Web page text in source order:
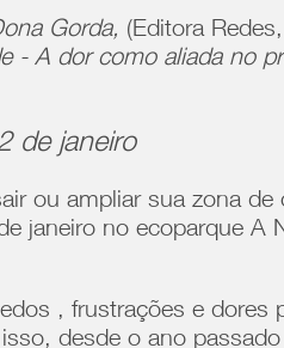
Gorda, (Editora
- A dor como aliada no
de janeiro
ou ampliar sua zona
janeiro no ecoparque A
, frustrações e dores
desde o ano